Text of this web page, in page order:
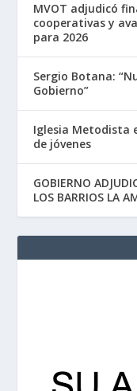
MVOT adjudicó
cooperativas y
para 2026
Sergio Botana:
Gobierno”
Iglesia Metodista
de jóvenes
GOBIERNO
LOS BARRIOS LA